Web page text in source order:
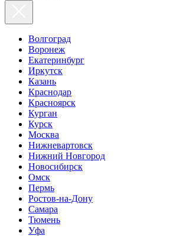
Волгоград
Воронеж
Екатеринбург
Иркутск
Казань
Краснодар
Красноярск
Курган
Курск
Москва
Нижневартовск
Нижний Новгород
Новосибирск
Омск
Пермь
Ростов-на-Дону
Самара
Тюмень
Уфа